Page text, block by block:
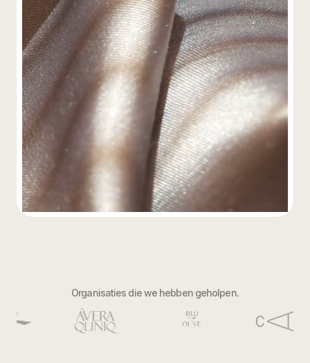
Organisaties die we hebben geholpen.